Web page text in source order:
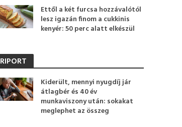
Ettől a két furcsa hozzávalótól
lesz igazán finom a cukkinis
kenyér: 50 perc alatt elkészül
RIPORT
Kiderült, mennyi nyugdíj jár
átlagbér és 40 év
munkaviszony után: sokakat
meglephet az összeg